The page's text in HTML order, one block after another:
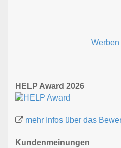
HELP Award 2026
mehr Infos über das
Kundenmeinungen